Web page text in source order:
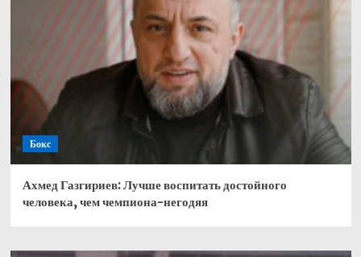
Бокс
Ахмед Газгириев: Лучше воспитать достойного
человека, чем чемпиона-негодяя